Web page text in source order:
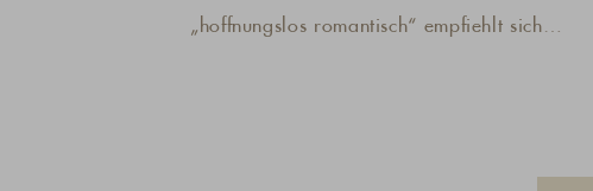
„hoffnungslos romantisch“ empfiehlt sich